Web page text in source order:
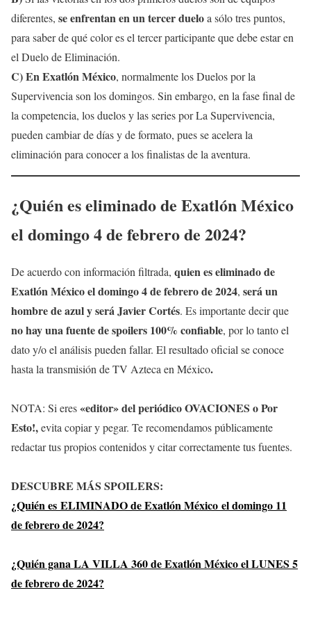
diferentes, se enfrentan en un tercer dueloa sólo tres puntos,
para saber de qué color es el tercer participante que debe estar en
el Duelo de Eliminación.
C) En Exatlón México, normalmente los Duelos por la
Supervivencia son los domingos. Sin embargo, en la fase final de
la competencia, los duelos y las series por La Supervivencia,
pueden cambiar de días y de formato, pues se acelera la
eliminación para conocer a los finalistas de la aventura.
¿Quién eseliminado de Exatlón México
el domingo 4 de febrero de 2024?
De acuerdo con información filtrada, quien eseliminado de
Exatlón Méxicoel domingo 4 de febrero de2024, será un
hombre de azul y será Javier Cortés. Es importante decir que
no hay una fuente de spoilers 100% confiable, por lo tanto el
dato y/o el análisis pueden fallar. El resultado oficial se conoce
hasta la transmisión de TV Azteca en México.
NOTA: Si eres«editor» del periódico OVACIONES o Por
Esto!,evita copiar y pegar. Te recomendamos públicamente
redactar tus propios contenidos y citar correctamente tus fuentes.
DESCUBRE MÁS SPOILERS:
¿Quién es ELIMINADO de Exatlón México el domingo 11
de febrero de 2024?
¿Quién gana LA VILLA 360 de Exatlón México el LUNES 5
de febrero de 2024?